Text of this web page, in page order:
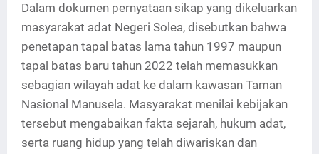
Dalam dokumen pernyataan sikap yang dikeluarkan
masyarakat adat Negeri Solea, disebutkan bahwa
penetapan tapal batas lama tahun 1997 maupun
tapal batas baru tahun 2022 telah memasukkan
sebagian wilayah adat ke dalam kawasan Taman
Nasional Manusela. Masyarakat menilai kebijakan
tersebut mengabaikan fakta sejarah, hukum adat,
serta ruang hidup yang telah diwariskan dan